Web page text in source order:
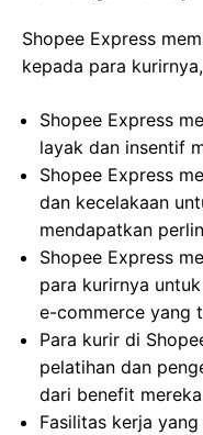
Shopee Express
kepada para
Shopee Express
layak dan insentif
Shopee Express
dan kecelakaan
mendapatkan
Shopee Express
para kurirnya
e-commerce yang
Para kurir di
pelatihan dan
dari benefit
Fasilitas kerja